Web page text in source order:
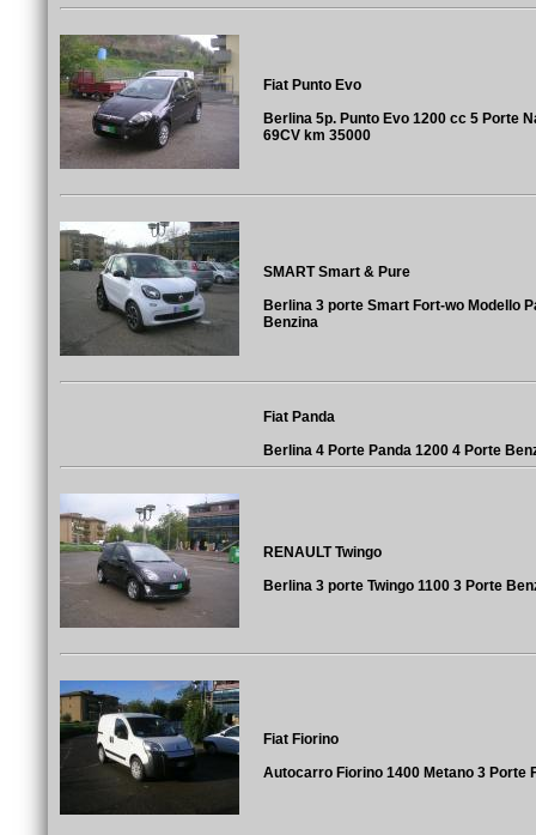
Fiat Punto Evo
Berlina 5p. Punto Evo 1200 cc 5 Porte
69CV km 35000
SMART Smart & Pure
Berlina 3 porte Smart Fort-wo Modello
Benzina
Fiat Panda
Berlina 4 Porte Panda 1200 4 Porte
RENAULT Twingo
Berlina 3 porte Twingo 1100 3 Porte
Fiat Fiorino
Autocarro Fiorino 1400 Metano 3 Porte